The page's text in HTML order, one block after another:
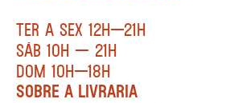
TER A SEX 12H—21H
SÁB 10H — 21H
DOM 10H—18H
SOBRE A LIVRARIA